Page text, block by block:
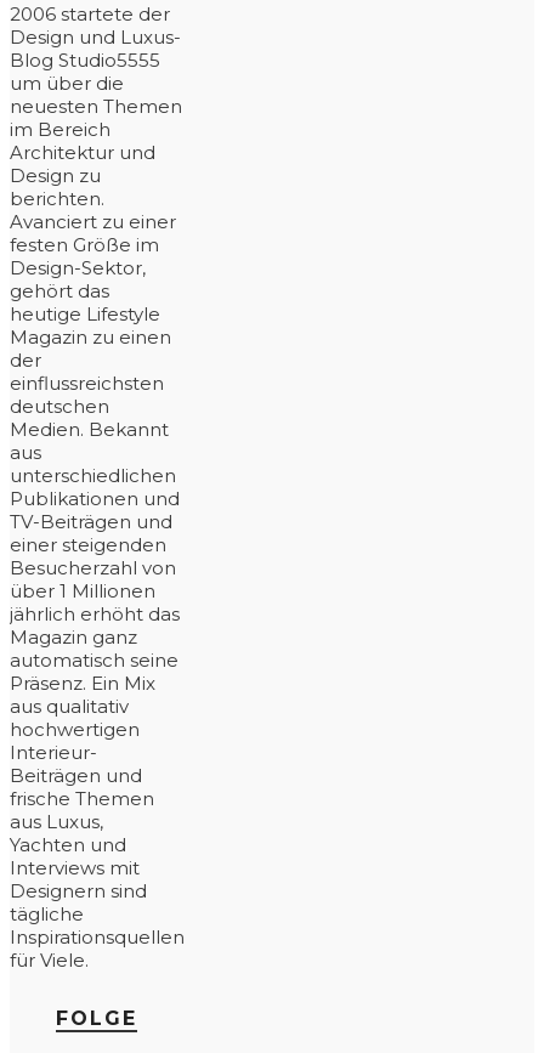
2006 startete der
Design und Luxus-
Blog Studio5555
um über die
neuesten Themen
im Bereich
Architektur und
Design zu
berichten.
Avanciert zu einer
festen Größe im
Design-Sektor,
gehört das
heutige Lifestyle
Magazin zu einen
der
einflussreichsten
deutschen
Medien. Bekannt
aus
unterschiedlichen
Publikationen und
TV-Beiträgen und
einer steigenden
Besucherzahl von
über 1 Millionen
jährlich erhöht das
Magazin ganz
automatisch seine
Präsenz. Ein Mix
aus qualitativ
hochwertigen
Interieur-
Beiträgen und
frische Themen
aus Luxus,
Yachten und
Interviews mit
Designern sind
tägliche
Inspirationsquellen
für Viele.
FOLGE